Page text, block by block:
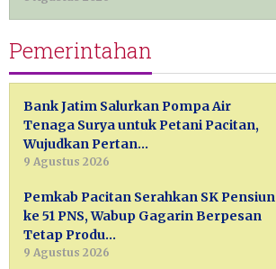
Pemerintahan
Bank Jatim Salurkan Pompa Air
Tenaga Surya untuk Petani Pacitan,
Wujudkan Pertan…
9 Agustus 2026
Pemkab Pacitan Serahkan SK Pensiun
ke 51 PNS, Wabup Gagarin Berpesan
Tetap Produ…
9 Agustus 2026